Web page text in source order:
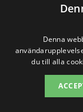
Bjästa
Njurunda
Denna
du till alla